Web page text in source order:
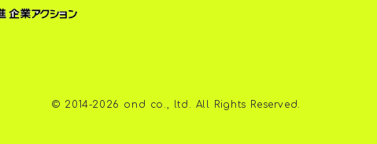
©︎ 2014-2026 ond co., ltd. All Rights Reserved.